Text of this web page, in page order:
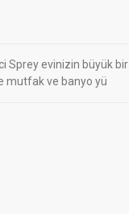
Sprey evinizin büyük bir
mutfak ve banyo yü